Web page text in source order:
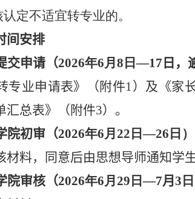
定不适宜转专业的。
间安排
交申请（2026年6月8 日—17 日 ，
专业申请表》
（ 附件1） 及《家
汇总表》（附件3）。
院初审（2026年6月22 日—26 日）
材料，同意后由思想导师通知学
院审核（2026年6月29 日—7月3 日